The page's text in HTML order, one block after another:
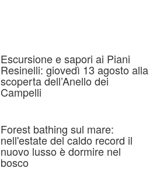
Escursione e sapori ai Piani
Resinelli: giovedì 13 agosto alla
scoperta dell’Anello dei
Campelli
Forest bathing sul mare:
nell'estate del caldo record il
nuovo lusso è dormire nel
bosco